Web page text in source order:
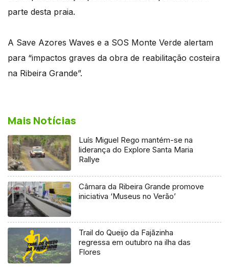
parte desta praia.
A Save Azores Waves e a SOS Monte Verde alertam
para “impactos graves da obra de reabilitação costeira
na Ribeira Grande”.
Mais Notícias
Luís Miguel Rego mantém-se na
liderança do Explore Santa Maria
Rallye
Câmara da Ribeira Grande promove
iniciativa ‘Museus no Verão’
Trail do Queijo da Fajãzinha
regressa em outubro na ilha das
Flores